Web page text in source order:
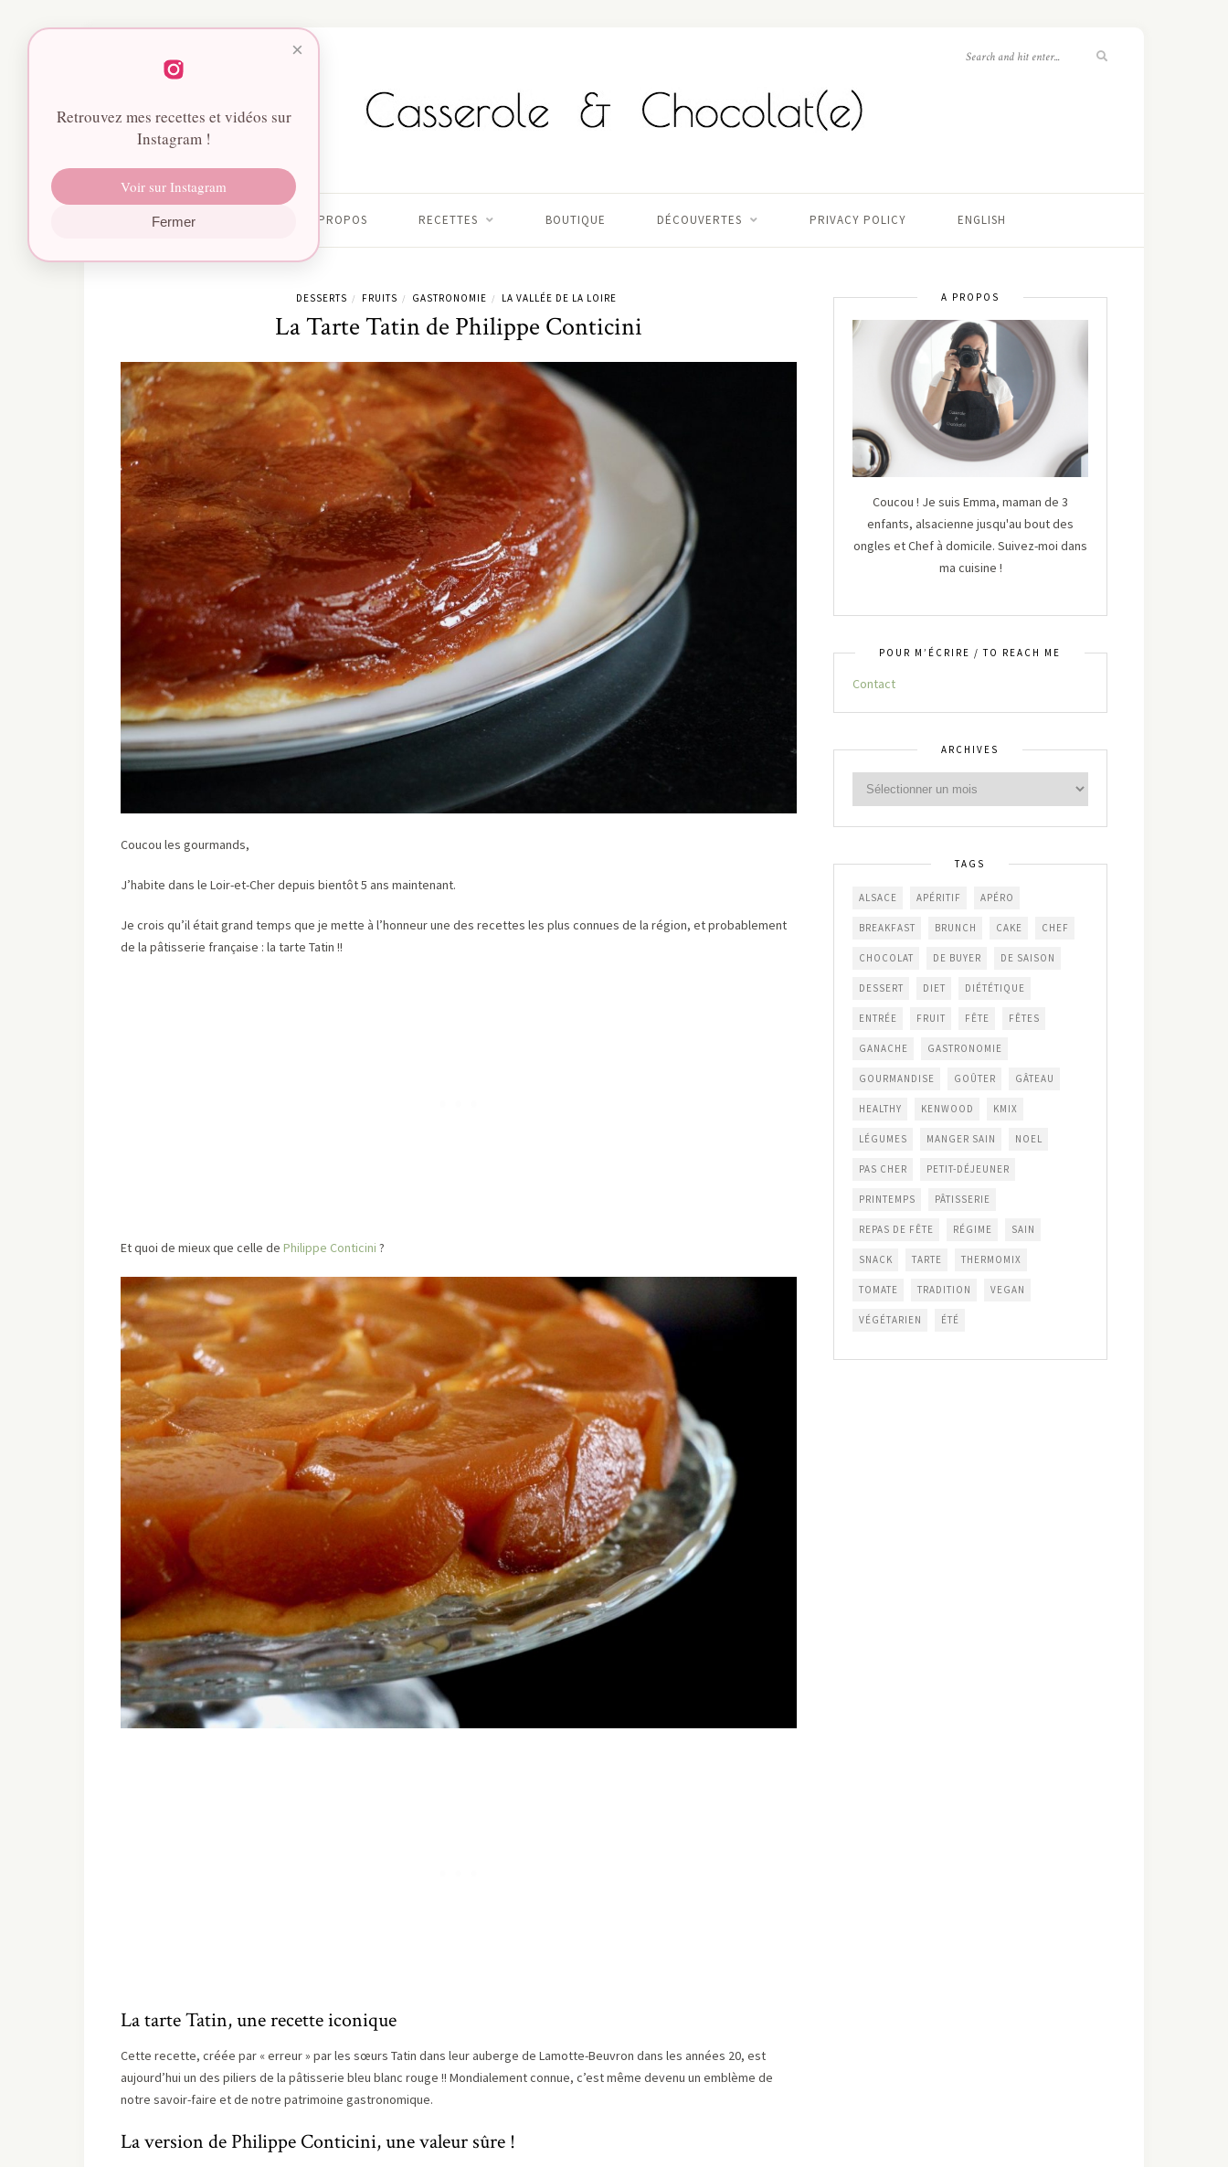
À PROPOS RECETTES BOUTIQUE DÉCOUVERTES PRIVACY POLICY ENGLISH
DESSERTS / FRUITS / GASTRONOMIE / LA VALLÉE DE LA LOIRE
La Tarte Tatin de Philippe Conticini
Coucou les gourmands,
J’habite dans le Loir-et-Cher depuis bientôt 5 ans maintenant.
Je crois qu’il était grand temps que je mette à l’honneur une des recettes les plus connues de la région, et probablement
de la pâtisserie française : la tarte Tatin !!
Et quoi de mieux que celle de Philippe Conticini ?
La tarte Tatin, une recette iconique
Cette recette, créée par « erreur » par les sœurs Tatin dans leur auberge de Lamotte-Beuvron dans les années 20, est
aujourd’hui un des piliers de la pâtisserie bleu blanc rouge !! Mondialement connue, c’est même devenu un emblème de
notre savoir-faire et de notre patrimoine gastronomique.
La version de Philippe Conticini, une valeur sûre !
A PROPOS
Coucou ! Je suis Emma, maman de 3
enfants, alsacienne jusqu'au bout des
ongles et Chef à domicile. Suivez-moi dans
ma cuisine !
POUR M’ÉCRIRE / TO REACH ME
Contact
ARCHIVES
TAGS
ALSACE APÉRITIF APÉRO
BREAKFAST BRUNCH CAKE CHEF
CHOCOLAT DE BUYER DE SAISON
DESSERT DIET DIÉTÉTIQUE
ENTRÉE FRUIT FÊTE FÊTES
GANACHE GASTRONOMIE
GOURMANDISE GOÛTER GÂTEAU
HEALTHY KENWOOD KMIX
LÉGUMES MANGER SAIN NOEL
PAS CHER PETIT-DÉJEUNER
PRINTEMPS PÂTISSERIE
REPAS DE FÊTE RÉGIME SAIN
SNACK TARTE THERMOMIX
TOMATE TRADITION VEGAN
VÉGÉTARIEN ÉTÉ
×
Retrouvez mes recettes et vidéos sur
Instagram !
Voir sur Instagram
Fermer